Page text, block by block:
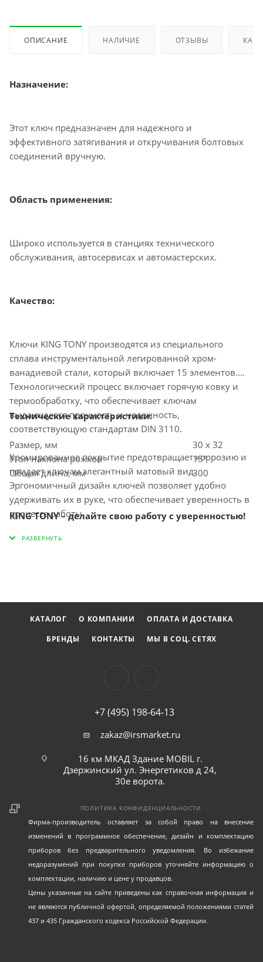
ОПИСАНИЕ НАЛИЧИЕ ОТЗЫВЫ КАК
Назначение:
Этот ключ предназначен для надежного и
эффективного затягивания и откручивания болтовых
соединений вручную.
Область применения:
Широко используется в станциях технического
обслуживания, автосервисах и автомастерских.
Качество:
Ключи KING TONY производятся из специального
сплава инструментальной легированной хром-
ванадиевой стали, который включает 15 элементов.
Технологический процесс включает горячую ковку и
термообработку, что обеспечивает ключам
выдающуюся прочность и надежность,
соответствующую стандартам DIN 3110.
Хромированное покрытие предотвращает коррозию и
придает ключам элегантный матовый вид.
Эргономичный дизайн ключей позволяет удобно
удерживать их в руке, что обеспечивает уверенность в
процессе работы.
На продукции марки KING TONY предусмотрена
Технические характеристики:
Размер, мм
30 х 32
Угол наклона рожков
15°
Общая длина, мм
300
KING TONY – делайте свою работу с уверенностью!
КАТАЛОГ О КОМПАНИИ
ОПЛАТА И ДОСТАВКА
БРЕНДЫ
КОНТАКТЫ МЫ В СОЦ. СЕТЯХ
+7 (495) 198-64-13
zakaz@irsmarket.ru
16 км МКАД Здание MOBIL г.
Дзержинский ул. Энергетиков д 24,
30е ворота.
ПОЛИТИКА КОНФИДЕНЦИАЛЬНОСТИ
Фирма-производитель оставляет за собой право на внесение
изменений в программное обеспечение, дизайн и комплектацию
приборов без предварительного уведомления. Во избежание
недоразумений при покупке приборов уточняйте информацию о
комплектации, наличию и цене у продавцов.
Цены указанные на сайте приведены как справочная информация и
не являются публичной офертой, определяемой положениями статей
437 и 435 Гражданского кодекса Российской Федерации.